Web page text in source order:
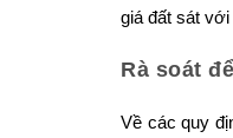
giá đất sát
Rà soát
Về các quy